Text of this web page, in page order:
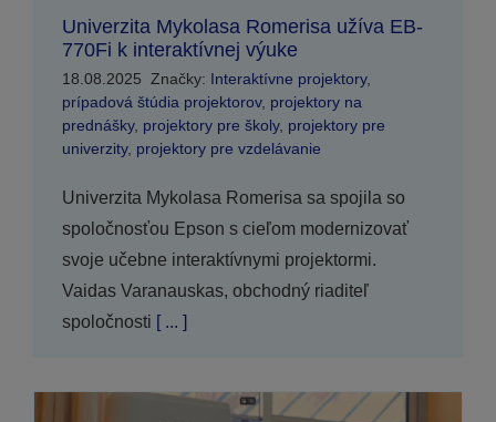
Univerzita Mykolasa Romerisa užíva EB-
770Fi k interaktívnej výuke
18.08.2025 Značky: Interaktívne projektory,
prípadová štúdia projektorov, projektory na
prednášky, projektory pre školy, projektory pre
univerzity, projektory pre vzdelávanie
Univerzita Mykolasa Romerisa sa spojila so
spoločnosťou Epson s cieľom modernizovať
svoje učebne interaktívnymi projektormi.
Vaidas Varanauskas, obchodný riaditeľ
spoločnosti [ ... ]